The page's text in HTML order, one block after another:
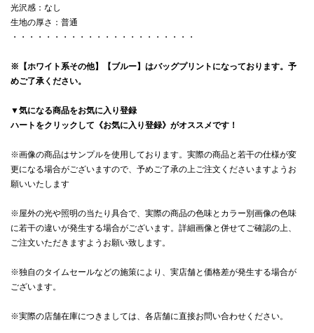
光沢感：なし
生地の厚さ：普通
・・・・・・・・・・・・・・・・・・・・・・
※【ホワイト系その他】【ブルー】はバッグプリントになっております。予
めご了承ください。
▼気になる商品をお気に入り登録
ハートをクリックして《お気に入り登録》がオススメです！
※画像の商品はサンプルを使用しております。実際の商品と若干の仕様が変
更になる場合がございますので、予めご了承の上ご注文くださいますようお
願いいたします
※屋外の光や照明の当たり具合で、実際の商品の色味とカラー別画像の色味
に若干の違いが発生する場合がございます。詳細画像と併せてご確認の上、
ご注文いただきますようお願い致します。
※独自のタイムセールなどの施策により、実店舗と価格差が発生する場合が
ございます。
※実際の店舗在庫につきましては、各店舗に直接お問い合わせください。